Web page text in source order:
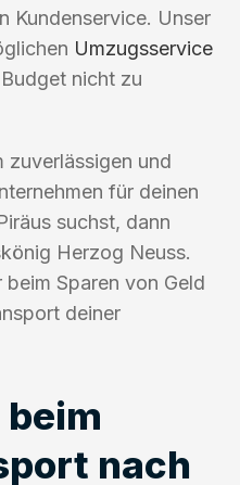
Kundenservice. Unser
Umzugsservice
nicht zu
zuverlässigen und
für deinen
suchst, dann
Herzog Neuss.
Sparen von Geld
deiner
beim
nach